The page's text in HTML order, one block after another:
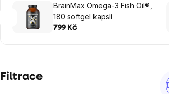
BrainMax Omega-3 Fish Oil®,
180 softgel kapslí
799 Kč
Postranní
Filtrace